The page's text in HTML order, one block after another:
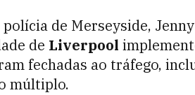
de Merseyside,
de Liverpool
fechadas ao tráfego,
múltiplo.